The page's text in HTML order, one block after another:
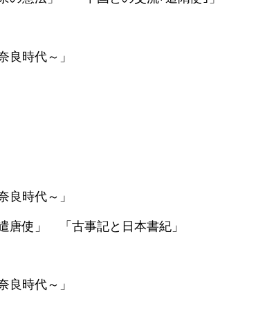
時代～」
時代～」
使」 「古事記と日本書紀」
時代～」